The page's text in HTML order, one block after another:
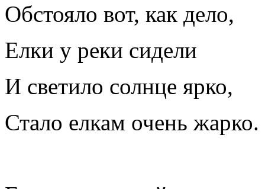
Обстояло вот, как дело,
Елки у реки сидели
И светило солнце ярко,
Стало елкам очень жарко.